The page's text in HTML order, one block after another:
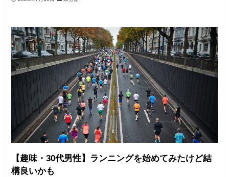
【趣味・30代男性】ランニングを始めてみたけど結
構良いかも